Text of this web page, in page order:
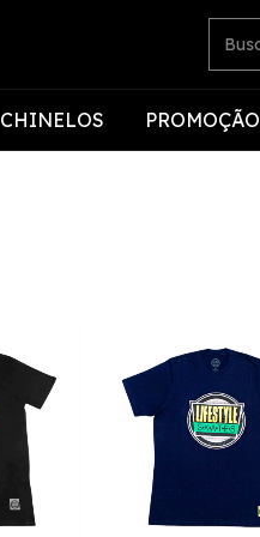
CHINELOS PROMOÇÃO